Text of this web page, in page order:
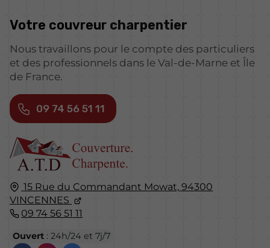
15 Rue du Commandant Mowat, 94300
VINCENNES
09 74 56 51 11
Ouvert: 24h/24 et 7j/7
Votre couvreur charpentier
Nous travaillons pour le compte des particuliers
et des professionnels dans le Val-de-Marne et Île
de France.
09 74 56 51 11